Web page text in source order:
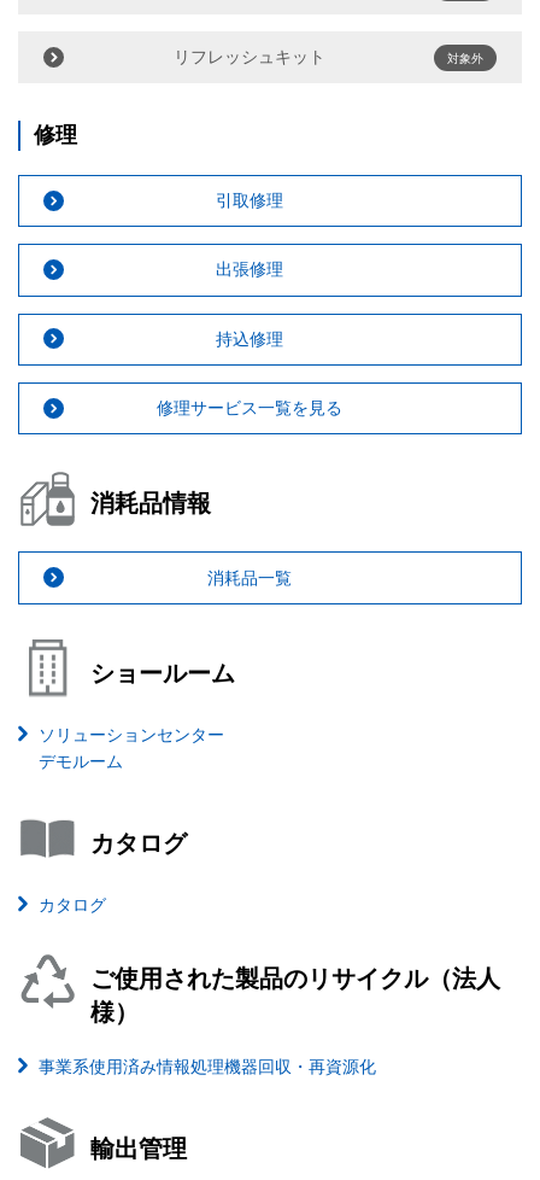
リフレッシュキット 対象外
修理
引取修理
出張修理
持込修理
修理サービス一覧を見る
消耗品情報
消耗品一覧
ショールーム
ソリューションセンター
デモルーム
カタログ
カタログ
ご使用された製品のリサイクル（法人
様）
事業系使用済み情報処理機器回収・再資源化
輸出管理